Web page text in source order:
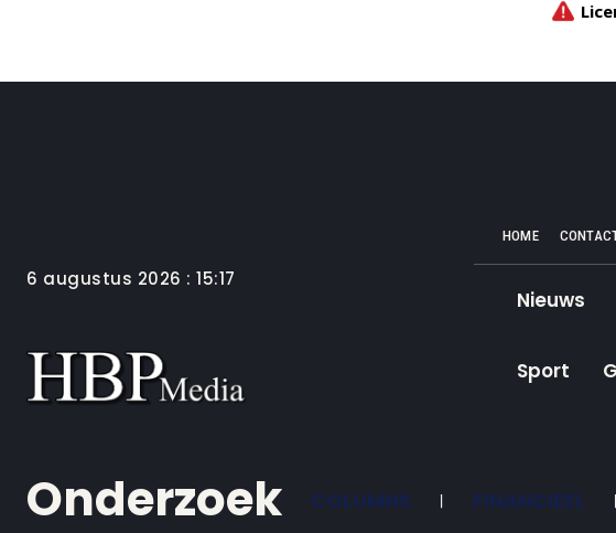
6 augustus 2026 : 15:17
HOME
Nieuws
Sport
Onderzoek COLUMNS FINANCIEEL